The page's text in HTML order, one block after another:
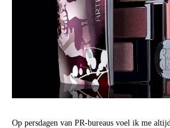
Op persdagen van PR-bureaus voel ik me